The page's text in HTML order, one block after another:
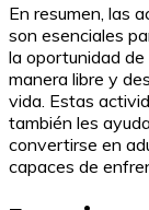
En resumen, las
son esenciales
la oportunidad
manera libre y
vida. Estas
también les
convertirse en
capaces de